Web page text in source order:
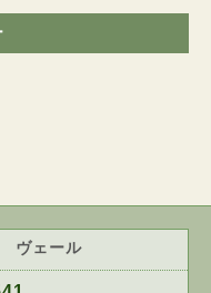
ヴェール